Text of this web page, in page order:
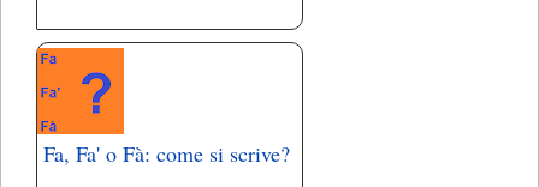
Fa, Fa' o Fà: come si scrive?